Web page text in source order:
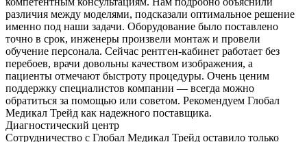
различия между моделями, подсказали оптимальное решение
именно под наши задачи. Оборудование было поставлено
точно в срок, инженеры произвели монтаж и провели
обучение персонала. Сейчас рентген-кабинет работает без
перебоев, врачи довольны качеством изображения, а
пациенты отмечают быстроту процедуры. Очень ценим
поддержку специалистов компании — всегда можно
обратиться за помощью или советом. Рекомендуем Глобал
Медикал Трейд как надежного поставщика.
Диагностический центр
Сотрудничество с Глобал Медикал Трейд оставило только